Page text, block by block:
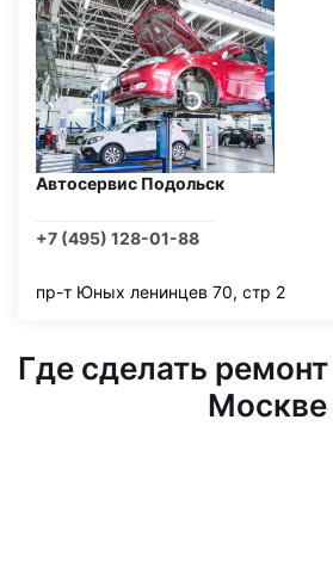
Автосервис Подольск
+7 (495) 128-01-88
пр-т Юных ленинцев 70, стр 2
Где сделать
Москве